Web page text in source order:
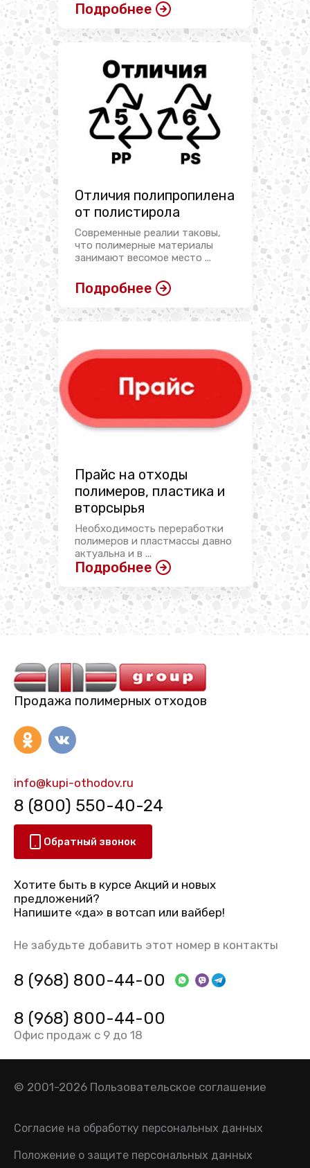
Подробнее
Отличия полипропилена
от полистирола
Современные реалии таковы,
что полимерные материалы
занимают весомое место ...
Подробнее
Прайс на отходы
полимеров, пластика и
вторсырья
Необходимость переработки
полимеров и пластмассы давно
актуальна и в ...
Подробнее
Продажа полимерных отходов
info@kupi-othodov.ru
8 (800) 550-40-24
Обратный звонок
Хотите быть в курсе Акций и новых
предложений?
Напишите «да» в вотсап или вайбер!
Не забудьте добавить этот номер в контакты
8 (968) 800-44-00
8 (968) 800-44-00
Офис продаж с 9 до 18
© 2001-2026 Пользовательское соглашение
Согласие на обработку персональных данных
Положение о защите персональных данных